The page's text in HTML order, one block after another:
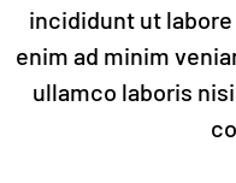
incididunt ut
enim ad minim
ullamco laboris